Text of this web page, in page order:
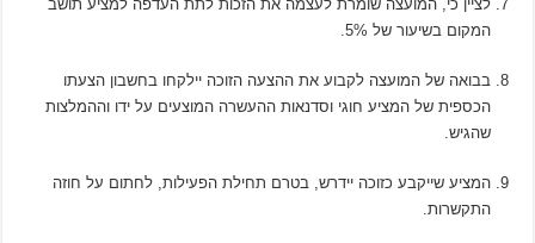
לציין כי, המועצה שומרת לעצמה את הזכות לתת העדפה למציע תושב
המקום בשיעור של 5%.
בבואה של המועצה לקבוע את ההצעה הזוכה יילקחו בחשבון הצעתו
הכספית של המציע חוגי וסדנאות ההעשרה המוצעים על ידו וההמלצות
שהגיש.
המציע שייקבע כזוכה יידרש, בטרם תחילת הפעילות, לחתום על חוזה
התקשרות.